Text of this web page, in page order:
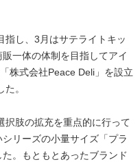
指し、3月はサテライトキッ
一体の体制を目指してアイ
株式会社Peace Deli」を設立
。
択肢の拡充を重点的に行って
リーズの小量サイズ「プラ
。もともとあったブランド